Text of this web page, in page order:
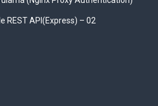
REST API(Express) – 02